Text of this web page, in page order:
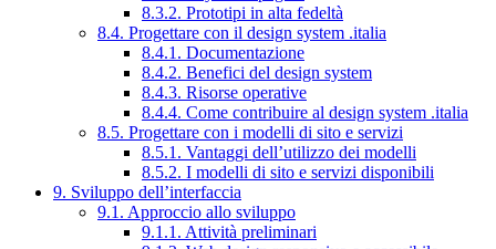
8.3.2. Prototipi in alta fedeltà
8.4. Progettare con il design system .italia
8.4.1. Documentazione
8.4.2. Benefici del design system
8.4.3. Risorse operative
8.4.4. Come contribuire al design system .italia
8.5. Progettare con i modelli di sito e servizi
8.5.1. Vantaggi dell’utilizzo dei modelli
8.5.2. I modelli di sito e servizi disponibili
9. Sviluppo dell’interfaccia
9.1. Approccio allo sviluppo
9.1.1. Attività preliminari